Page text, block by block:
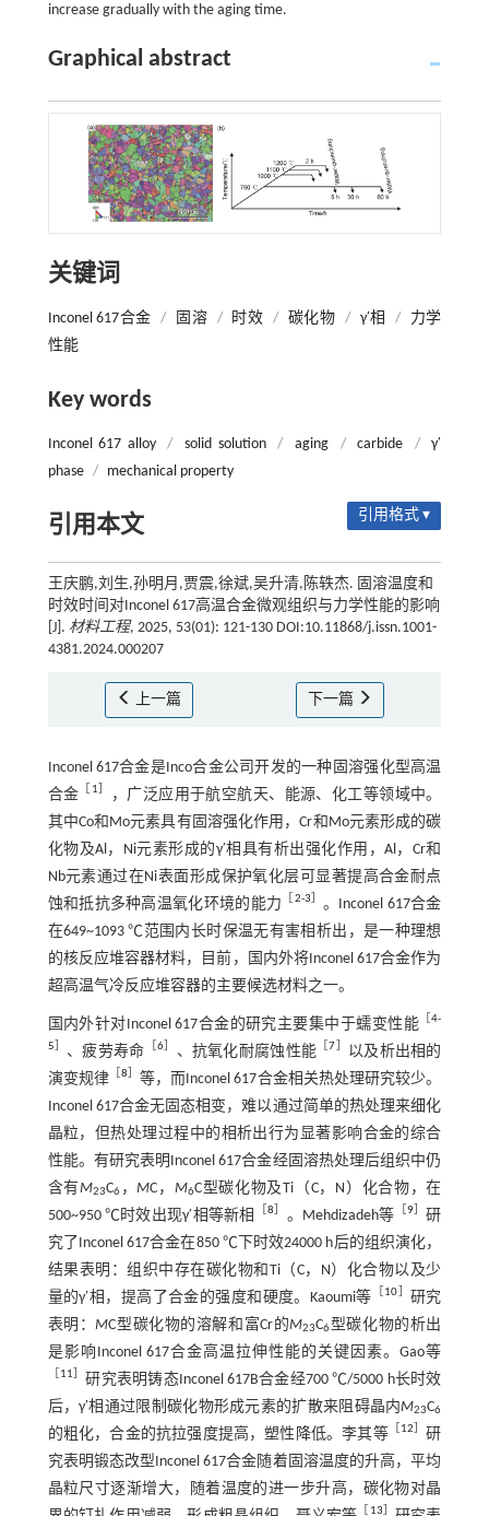
increase gradually with the aging time.
Graphical abstract
关键词
Inconel 617合金 / 固溶 / 时效 / 碳化物 / γ′相 /
力学
性能
Key words
Inconel 617 alloy / solid solution / aging / carbide /
γ′
phase / mechanical property
引用本文 引用格式 ▾
王庆鹏,刘生,孙明月,贾震,徐斌,吴升清,陈轶杰. 固溶温度和
时效时间对Inconel 617高温合金微观组织与力学性能的影响
[J]. 材料工程, 2025, 53(01): 121-130 DOI:10.11868/j.issn.1001-
4381.2024.000207
上一篇 下一篇
Inconel 617合金是Inco合金公司开发的一种固溶强化型高温
合金 ［ 1］
，广泛应用于航空航天、能源、化工等领域中。
其中Co和Mo元素具有固溶强化作用，Cr和Mo元素形成的碳
化物及Al，Ni元素形成的γ′相具有析出强化作用，Al，Cr和
Nb元素通过在Ni表面形成保护氧化层可显著提高合金耐点
蚀和抵抗多种高温氧化环境的能力
［2-3］ 。Inconel 617合金
在649~1093 ℃范围内长时保温无有害相析出，是一种理想
的核反应堆容器材料，目前，国内外将Inconel 617合金作为
超高温气冷反应堆容器的主要候选材料之一。
国内外针对Inconel 617合金的研究主要集中于蠕变性能［4-
5］ 、疲劳寿命 ［6］ 、抗氧化耐腐蚀性能 ［7］ 以及析出相的
演变规律［8］等，而Inconel 617合金相关热处理研究较少。
Inconel 617合金无固态相变，难以通过简单的热处理来细化
晶粒，但热处理过程中的相析出行为显著影响合金的综合
性能。有研究表明Inconel 617合金经固溶热处理后组织中仍
含有M23C6 ，MC， M6C型碳化物及Ti（C，N）化合物，在
500~950 ℃时效出现γ′相等新相
［8］ 。Mehdizadeh等 ［9］研
究了Inconel 617合金在850 ℃下时效24000 h后的组织演化，
结果表明：组织中存在碳化物和Ti（C，N）化合物以及少
量的γ′相，提高了合金的强度和硬度。Kaoumi等 ［10］ 研究
表明：MC型碳化物的溶解和富Cr的M23C6型碳化物的析出
是影响Inconel 617合金高温拉伸性能的关键因素。Gao等
［11］研究表明铸态Inconel 617B合金经700 ℃/5000 h长时效
后，γ′相通过限制碳化物形成元素的扩散来阻碍晶内M23C6
的粗化，合金的抗拉强度提高，塑性降低。李其等［12］研
究表明锻态改型Inconel 617合金随着固溶温度的升高，平均
晶粒尺寸逐渐增大，随着温度的进一步升高，碳化物对晶
［ 13］